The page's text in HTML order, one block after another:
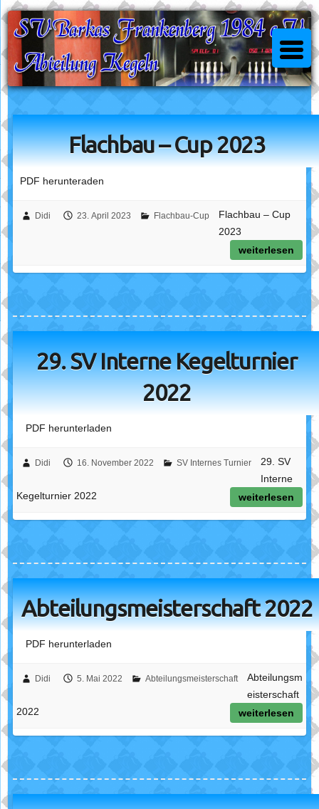
Skip
content
Flachbau – Cup 2023
PDF herunteraden
Didi 23. April 2023 Flachbau-Cup
Flachbau – Cup
2023
weiterlesen
29. SV Interne Kegelturnier
2022
PDF herunterladen
Didi 16. November 2022 SV Internes Turnier
29. SV
Interne
Kegelturnier 2022
weiterlesen
Abteilungsmeisterschaft 2022
PDF herunterladen
Didi 5. Mai 2022 Abteilungsmeisterschaft
Abteilungsm
eisterschaft
2022
weiterlesen